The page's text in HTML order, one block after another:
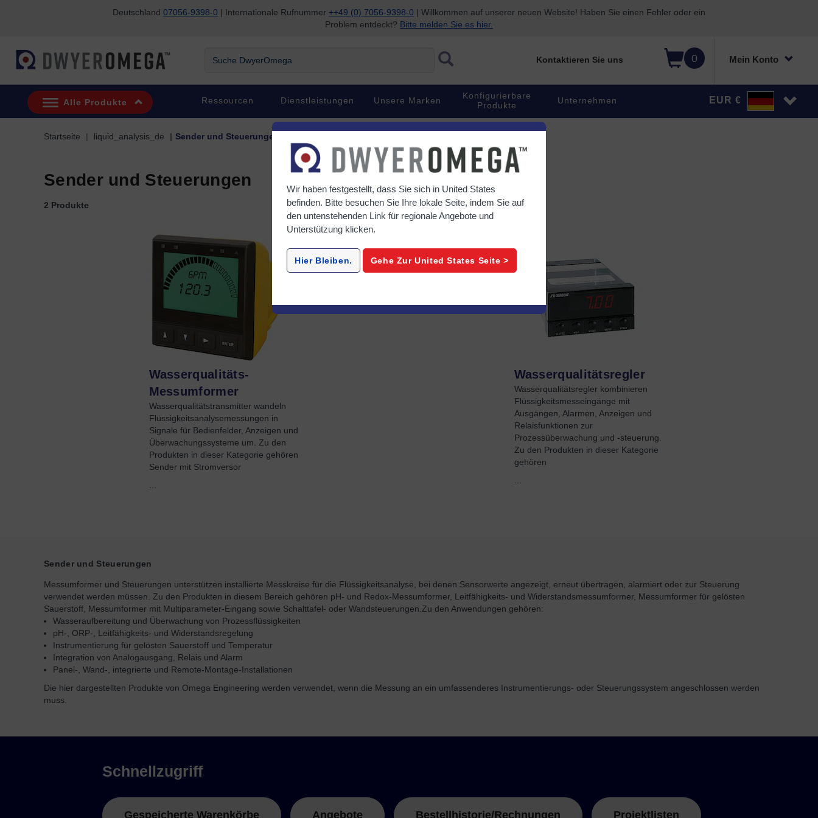
Deutschland 07056-9398-0 | Internationale Rufnummer ++49 (0) 7056-9398-0 | Willkommen auf unserer neuen Website! Haben Sie einen Fehler oder ein
Problem entdeckt? Bitte melden Sie es hier.
0 Mein Konto
Kontaktieren Sie uns
Alle Produkte Ressourcen Dienstleistungen Unsere Marken
Konfigurierbare
Produkte
Unternehmen EUR €
Startseite liquid_analysis_de Sender und Steuerungen
Sender und Steuerungen
2 Produkte
Wasserqualitäts-
Messumformer
Wasserqualitätstransmitter wandeln
Flüssigkeitsanalysemessungen in
Signale für Bedienfelder, Anzeigen und
Überwachungssysteme um. Zu den
Produkten in dieser Kategorie gehören
Sender mit Stromversor
Wasserqualitätsregler
Wasserqualitätsregler kombinieren
Flüssigkeitsmesseingänge mit
Ausgängen, Alarmen, Anzeigen und
Relaisfunktionen zur
Prozessüberwachung und -steuerung.
Zu den Produkten in dieser Kategorie
gehören
Sender und Steuerungen
Messumformer und Steuerungen unterstützen installierte Messkreise für die Flüssigkeitsanalyse, bei denen Sensorwerte angezeigt, erneut übertragen, alarmiert oder zur Steuerung
verwendet werden müssen. Zu den Produkten in diesem Bereich gehören pH- und Redox-Messumformer, Leitfähigkeits- und Widerstandsmessumformer, Messumformer für gelösten
Sauerstoff, Messumformer mit Multiparameter-Eingang sowie Schalttafel- oder Wandsteuerungen. Zu den Anwendungen gehören:
Wasseraufbereitung und Überwachung von Prozessflüssigkeiten
pH-, ORP-, Leitfähigkeits- und Widerstandsregelung
Instrumentierung für gelösten Sauerstoff und Temperatur
Integration von Analogausgang, Relais und Alarm
Panel-, Wand-, integrierte und Remote-Montage-Installationen
Die hier dargestellten Produkte von Omega Engineering werden verwendet, wenn die Messung an ein umfassenderes Instrumentierungs- oder Steuerungssystem angeschlossen werden
muss.
Schnellzugriff
Gespeicherte Warenkörbe Angebote Bestellhistorie/Rechnungen Projektlisten
Wir haben festgestellt, dass Sie sich in United States
befinden. Bitte besuchen Sie Ihre lokale Seite, indem Sie auf
den untenstehenden Link für regionale Angebote und
Unterstützung klicken.
Hier Bleiben. Gehe ZurUnited States Seite >